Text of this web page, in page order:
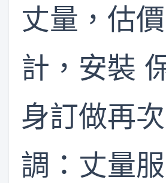
丈量，估
計，安裝
身訂做再
調：丈量